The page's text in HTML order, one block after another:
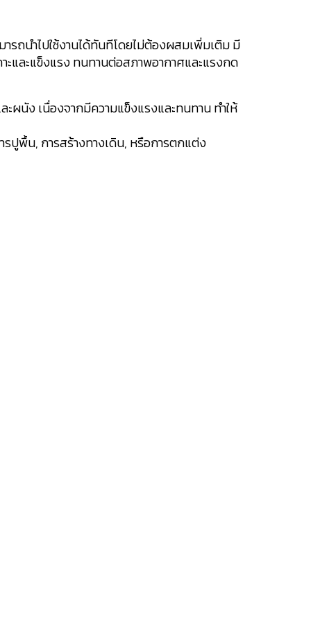
รถนำไปใช้งานได้ทันทีโดยไม่ต้องผสมเพิ่มเติม มี
ะและแข็งแรง ทนทานต่อสภาพอากาศและแรงกด
ะผนัง เนื่องจากมีความแข็งแรงและทนทาน ทำให้
รปูพื้น, การสร้างทางเดิน, หรือการตกแต่ง